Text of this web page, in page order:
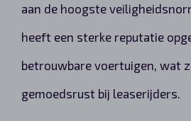
aan de hoogste
heeft een sterke reputatie
betrouwbare voertuigen, wat
gemoedsrust bij leaserijders.